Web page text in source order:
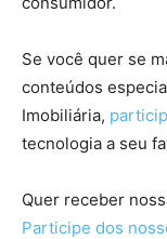
Se você quer se
conteúdos
Imobiliária,
tecnologia a seu
Quer receber
Participe dos